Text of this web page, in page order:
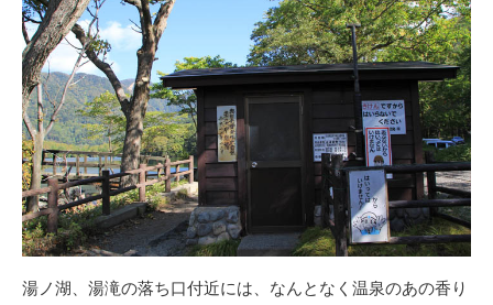
湯ノ湖、湯滝の落ち口付近には、なんとなく温泉のあの香り